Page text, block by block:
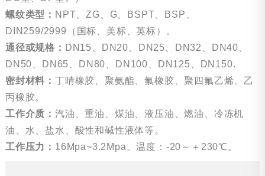
螺纹类型： NPT、ZG、G、BSPT、BSP、
DIN259/2999（国标、美标、英标）。
通径或规格： DN15、DN20、DN25、DN32、DN40、
DN50、DN65、DN80、DN100、DN125、DN150.
密封材料： 丁晴橡胶、聚氨酯、氟橡胶、聚四氟乙烯、乙
丙橡胶。
工作介质： 汽油、重油、煤油、液压油、燃油、冷冻机
油、水、盐水、酸性和碱性液体等。
工作压力： 16Mpa~3.2Mpa。温度：-20～＋230℃。